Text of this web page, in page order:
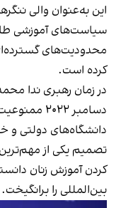
این به‌عنوان والی
سیاست‌های آموزشی
محدودیت‌های
کرده است.
در زمان رهبری ندا
دسامبر
دانشگاه‌های دولتی و
تصمیم یکی از
کردن آموزش زنان
بین‌المللی را برانگیخت.